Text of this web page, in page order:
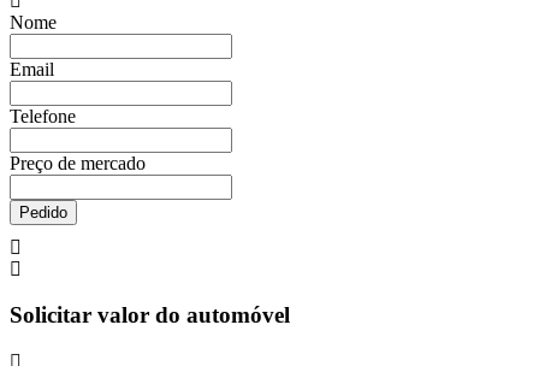
Nome
Email
Telefone
Preço de mercado
Pedido
Solicitar valor do automóvel